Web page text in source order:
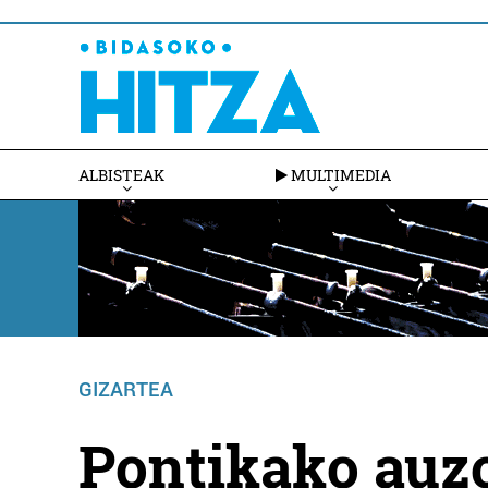
ALBISTEAK MULTIMEDIA
GIZARTEA
Pontikako